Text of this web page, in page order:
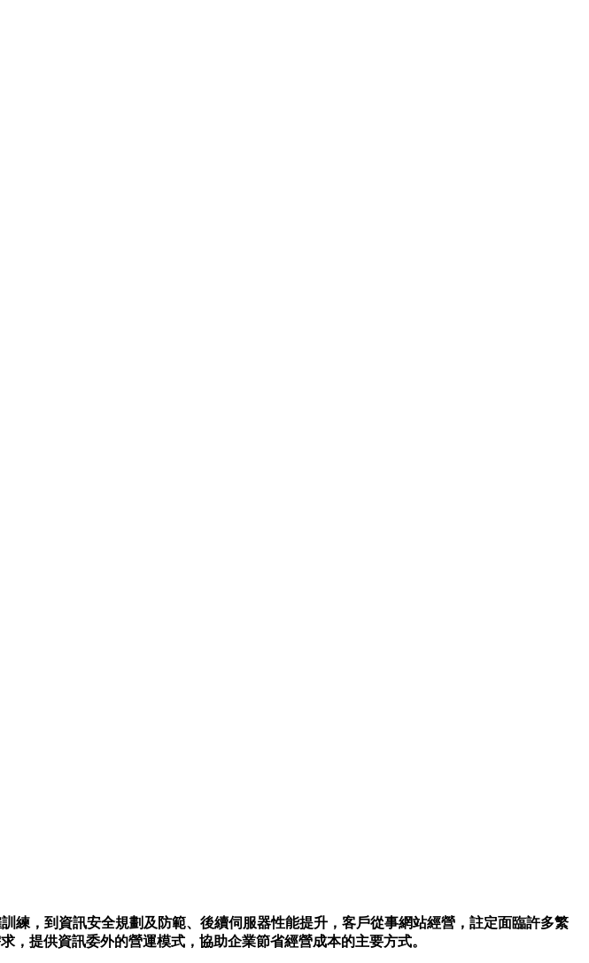
，到資訊安全規劃及防範、後續伺服器性能提升，客戶從事網站經營，註定面臨許多繁
提供資訊委外的營運模式，協助企業節省經營成本的主要方式。